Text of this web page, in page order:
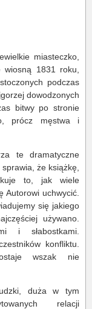
miasteczko,
wiosną 1831 roku,
podczas
dowodzonych
bitwy po stronie
prócz męstwa i
te dramatyczne
że książkę,
to, jak wiele
Autorowi uchwycić.
się jakiego
używano.
i słabostkami.
konfliktu.
wszak nie
duża w tym
relacji